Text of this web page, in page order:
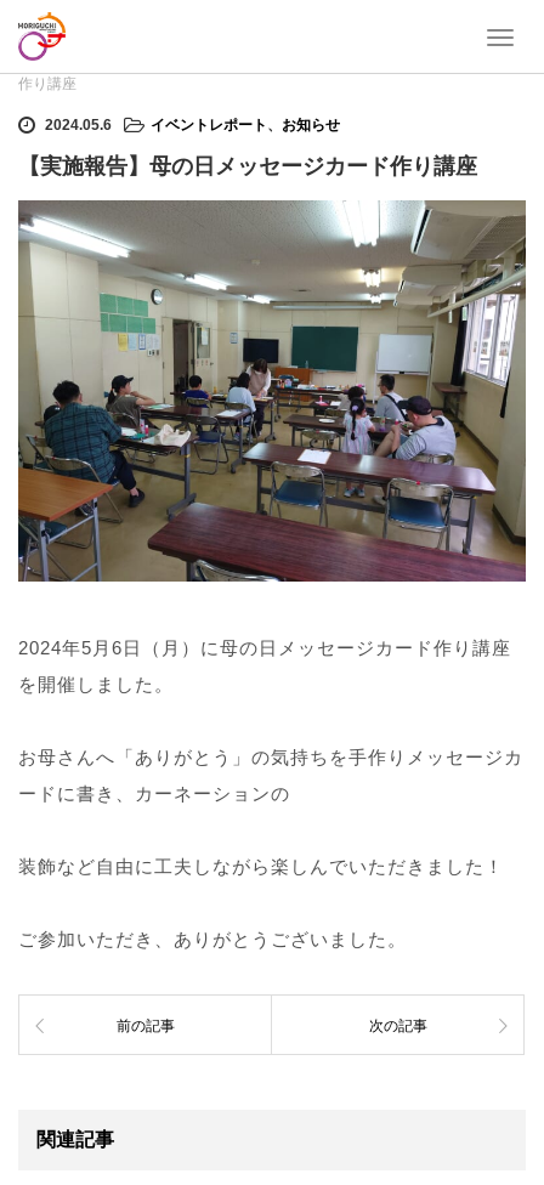
T
a
v
i
g
a
t
i
o
n
ホーム
作り講座
2024.05.6 イベントレポート 、 お知らせ
【実施報告】母の日メッセージカード作り講座
2024年5月6日（月）に母の日メッセージカード作り講座
を開催しました。
お母さんへ「ありがとう」の気持ちを手作りメッセージカ
ードに書き、カーネーションの
装飾など自由に工夫しながら楽しんでいただきました！
ご参加いただき、ありがとうございました。
前の記事 次の記事
関連記事